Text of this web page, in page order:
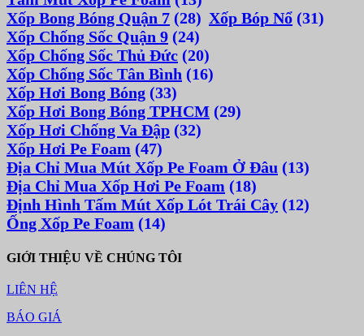
Xốp Bong Bóng Quận 7 (28) Xốp Bóp Nổ (31)
Xốp Chống Sốc Quận 9 (24)
Xốp Chống Sốc Thủ Đức (20)
Xốp Chống Sốc Tân Bình (16)
Xốp Hơi Bong Bóng (33)
Xốp Hơi Bong Bóng TPHCM (29)
Xốp Hơi Chống Va Đập (32)
Xốp Hơi Pe Foam (47)
Địa Chỉ Mua Mút Xốp Pe Foam Ở Đâu (13)
Địa Chỉ Mua Xốp Hơi Pe Foam (18)
Định Hình Tấm Mút Xốp Lót Trái Cây (12)
Ống Xốp Pe Foam (14)
GIỚI THIỆU VỀ CHÚNG TÔI
LIÊN HỆ
BÁO GIÁ